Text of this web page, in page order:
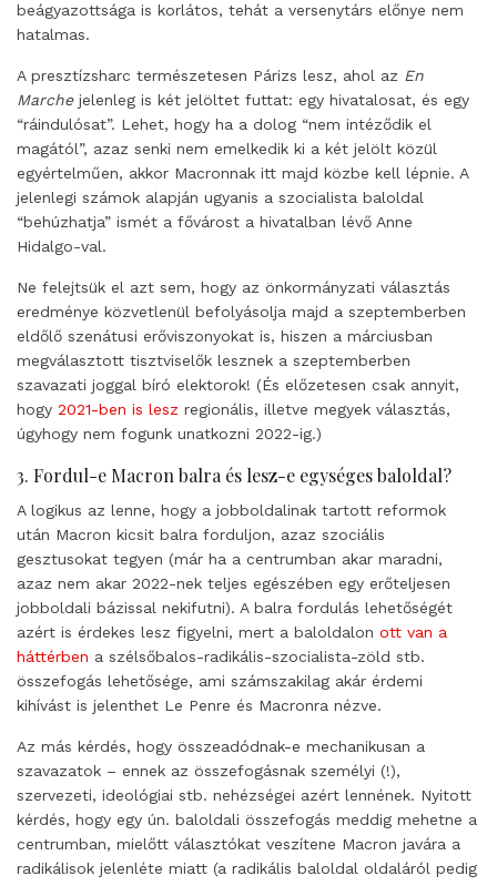
beágyazottsága is korlátos, tehát a versenytárs előnye nem
hatalmas.
A presztízsharc természetesen Párizs lesz, ahol az En
Marche jelenleg is két jelöltet futtat: egy hivatalosat, és egy
“ráindulósat”. Lehet, hogy ha a dolog “nem intéződik el
magától”, azaz senki nem emelkedik ki a két jelölt közül
egyértelműen, akkor Macronnak itt majd közbe kell lépnie. A
jelenlegi számok alapján ugyanis a szocialista baloldal
“behúzhatja” ismét a fővárost a hivatalban lévő Anne
Hidalgo-val.
Ne felejtsük el azt sem, hogy az önkormányzati választás
eredménye közvetlenül befolyásolja majd a szeptemberben
eldőlő szenátusi erőviszonyokat is, hiszen a márciusban
megválasztott tisztviselők lesznek a szeptemberben
szavazati joggal bíró elektorok! (És előzetesen csak annyit,
hogy 2021-ben is lesz regionális, illetve megyek választás,
úgyhogy nem fogunk unatkozni 2022-ig.)
3. Fordul-e Macron balra és lesz-e egységes baloldal?
A logikus az lenne, hogy a jobboldalinak tartott reformok
után Macron kicsit balra forduljon, azaz szociális
gesztusokat tegyen (már ha a centrumban akar maradni,
azaz nem akar 2022-nek teljes egészében egy erőteljesen
jobboldali bázissal nekifutni). A balra fordulás lehetőségét
azért is érdekes lesz figyelni, mert a baloldalon ott van a
háttérben a szélsőbalos-radikális-szocialista-zöld stb.
összefogás lehetősége, ami számszakilag akár érdemi
kihívást is jelenthet Le Penre és Macronra nézve.
Az más kérdés, hogy összeadódnak-e mechanikusan a
szavazatok – ennek az összefogásnak személyi (!),
szervezeti, ideológiai stb. nehézségei azért lennének. Nyitott
kérdés, hogy egy ún. baloldali összefogás meddig mehetne a
centrumban, mielőtt választókat veszítene Macron javára a
radikálisok jelenléte miatt (a radikális baloldal oldaláról pedig